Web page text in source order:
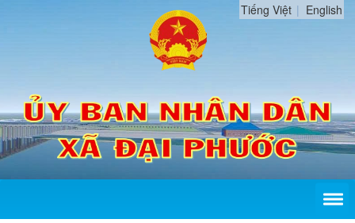
Tiếng Việt English